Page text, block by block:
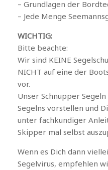
– Grundlagen der
– Jede Menge
WICHTIG:
Bitte beachte:
Wir sind KEINE
NICHT auf eine der
vor.
Unser Schnupper
Segelns vorstellen und
unter fachkundiger
Skipper mal selbst
Wenn es Dich dann
Segelvirus, empfehlen